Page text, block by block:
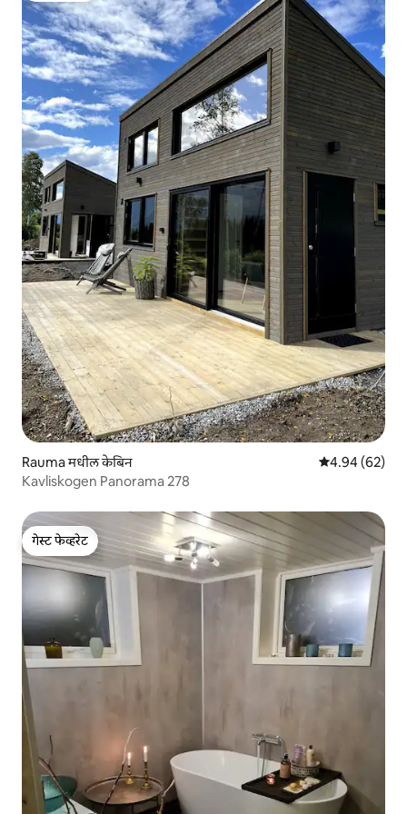
Rauma मधील केबिन 5 पैकी 4.94
4.94 (62)
Kavliskogen Panorama 278
गेस्ट फेव्हरेट
गेस्ट फेव्हरेट